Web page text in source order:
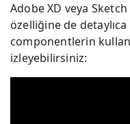
Adobe XD veya
özelliğine de
componentlerin
izleyebilirsiniz: